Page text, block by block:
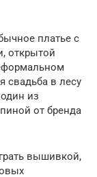
платье с
открытой
свадьба в лесу
из
от бренда
вышивкой,